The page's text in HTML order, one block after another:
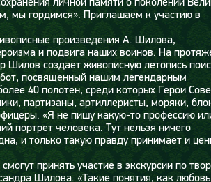
мы гордимся». Приглашаем к участию в
произведения А. Шилова,
и подвига наших воинов. На
Шилов создает живописную летопись
посвященный нашим легендарным
40 полотен, среди которых Герои
партизаны, артиллеристы, моряки,
«Я не пишу какую-то профессию
портрет человека. Тут нельзя ничего
и только такую правду принимает и
принять участие в экскурсии по
Шилова. «Такие понятия, как